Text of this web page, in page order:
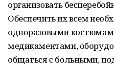
организовать
Обеспечить их всем
одноразовыми
медикаментами,
общаться с больными,